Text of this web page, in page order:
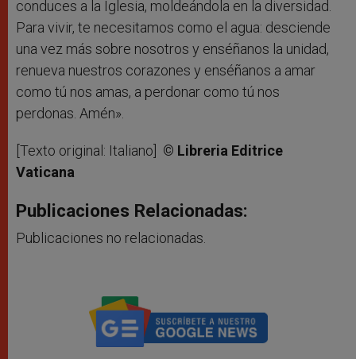
conduces a la Iglesia, moldeándola en la diversidad.
Para vivir, te necesitamos como el agua: desciende
una vez más sobre nosotros y enséñanos la unidad,
renueva nuestros corazones y enséñanos a amar
como tú nos amas, a perdonar como tú nos
perdonas. Amén».
[Texto original: Italiano]
© Libreria Editrice
Vaticana
Publicaciones Relacionadas:
Publicaciones no relacionadas.